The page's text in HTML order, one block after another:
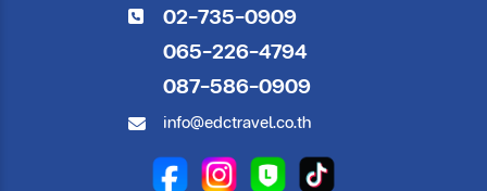
02-735-0909
065-226-4794
087-586-0909
info@edctravel.co.th